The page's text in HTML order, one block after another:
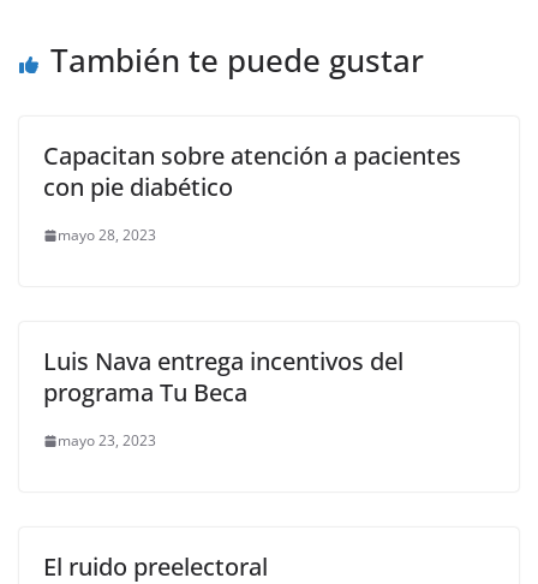
k
También te puede gustar
Capacitan sobre atención a pacientes
con pie diabético
mayo 28, 2023
Luis Nava entrega incentivos del
programa Tu Beca
mayo 23, 2023
El ruido preelectoral